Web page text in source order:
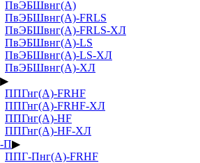
ПвЭБШвнг(А)
ПвЭБШвнг(А)-FRLS
ПвЭБШвнг(А)-FRLS-ХЛ
ПвЭБШвнг(А)-LS
ПвЭБШвнг(А)-LS-ХЛ
ПвЭБШвнг(А)-ХЛ
▶
ППГнг(А)-FRHF
ППГнг(А)-FRHF-ХЛ
ППГнг(А)-HF
ППГнг(А)-HF-ХЛ
П▶
ППГ-Пнг(А)-FRHF